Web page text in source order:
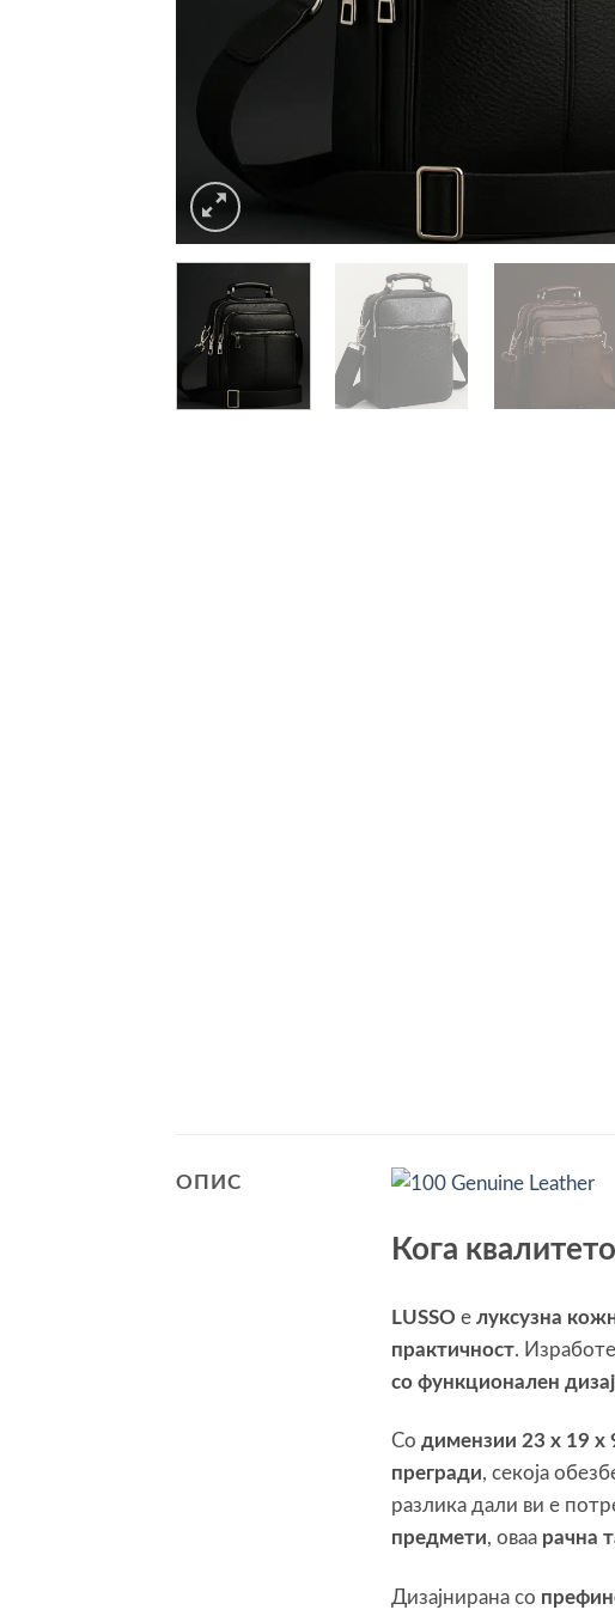
ОПИС
Кога
LUSSO е луксузна
практичност.
со функционален
Со димензии 23 x 19 x
прегради, секоја
разлика дали ви е
предмети, оваа рачна
Дизајнирана со